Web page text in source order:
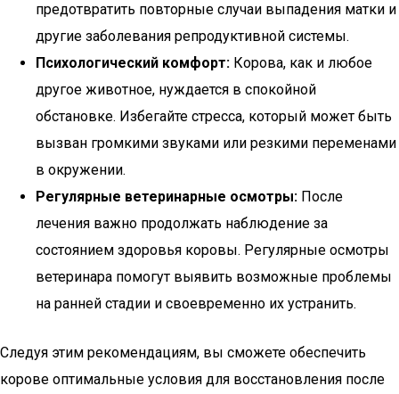
предотвратить повторные случаи выпадения матки и
другие заболевания репродуктивной системы.
Психологический комфорт: Корова, как и любое
другое животное, нуждается в спокойной
обстановке. Избегайте стресса, который может быть
вызван громкими звуками или резкими переменами
в окружении.
Регулярные ветеринарные осмотры: После
лечения важно продолжать наблюдение за
состоянием здоровья коровы. Регулярные осмотры
ветеринара помогут выявить возможные проблемы
на ранней стадии и своевременно их устранить.
Следуя этим рекомендациям, вы сможете обеспечить
корове оптимальные условия для восстановления после